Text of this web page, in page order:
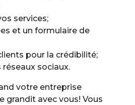
services;
et un formulaire de
pour la crédibilité;
réseaux sociaux.
votre entreprise
grandit avec vous! Vous